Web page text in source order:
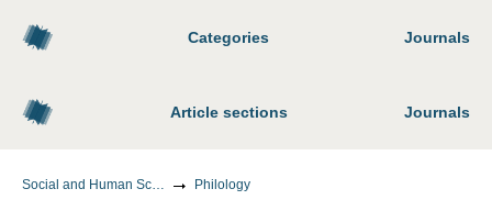
Categories Journals
Article sections Journals
Social and Human Sciences Philology